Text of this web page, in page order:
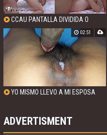
CCAU PANTALLA DIVIDIDA O
MULTIPANTALLA CULEANDO
DUROTODAS LAS ESCENAS AL
MISMO TIEMPO
YO MISMO LLEVO A MI ESPOSA
MIENTRAS YO LO DISFRUTO
02:51
ADVERTISMENT